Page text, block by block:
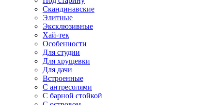
Скандинавские
Элитные
Эксклюзивные
Хай-тек
Особенности
Для студии
Для хрущевки
Для дачи
Встроенные
С антресолями
С барной стойкой